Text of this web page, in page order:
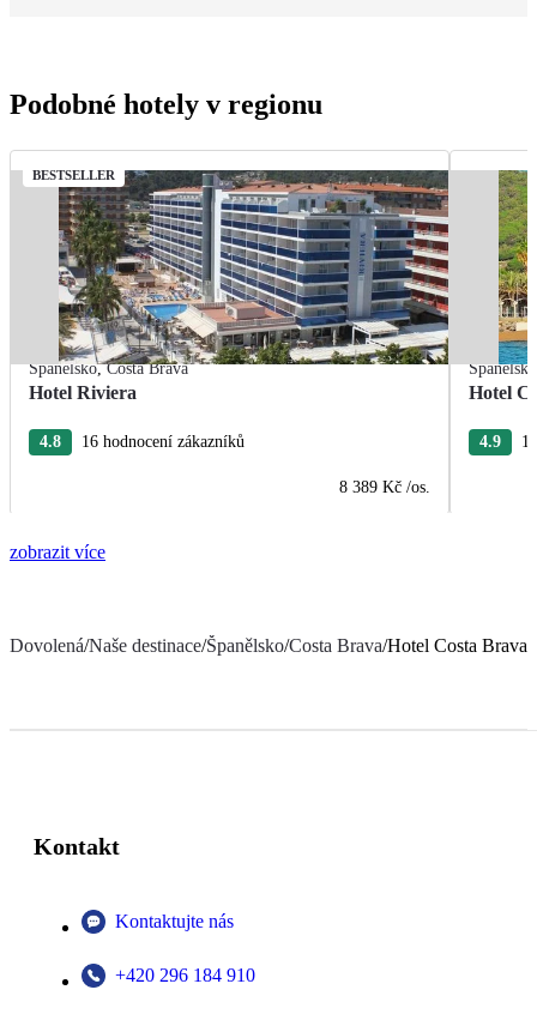
Podobné hotely v regionu
BESTSELLER
Španělsko,Costa Brava
Hotel Riviera
4.8 16 hodnocení zákazníků
8 389 Kč /os.
Španělsko
Hotel
4.9
zobrazit více
Dovolená/Naše destinace/Španělsko/Costa Brava/Hotel Costa Brava
Kontakt
Kontaktujte nás
+420 296 184 910